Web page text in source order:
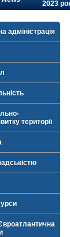
2023
адміністрація
території